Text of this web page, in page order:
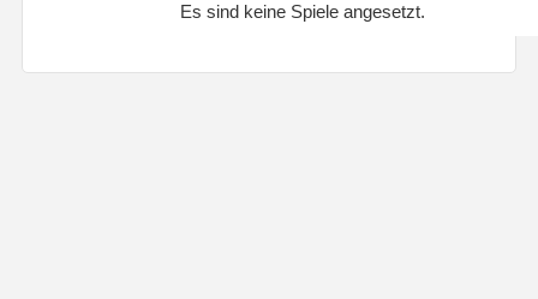
Es sind keine Spiele angesetzt.